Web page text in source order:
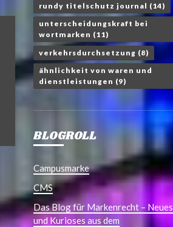
rundy titelschutz journal (14)
unterscheidungskraft bei
wortmarken (11)
verkehrsdurchsetzung (8)
ähnlichkeit von waren und
dienstleistungen (9)
BLOGROLL
Campusmarke
CMS
Das Blog für Markenrecht – Neues
und Kurioses aus dem